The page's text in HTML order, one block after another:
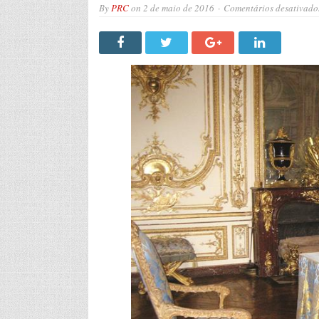
ByPRCon 2 de maio de 2016 Comentários